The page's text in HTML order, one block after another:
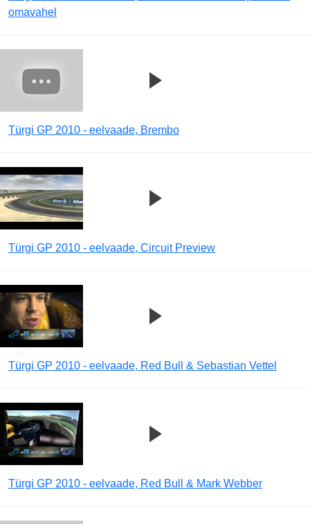
omavahel
Türgi GP 2010 - eelvaade, Brembo
Türgi GP 2010 - eelvaade, Circuit Preview
Türgi GP 2010 - eelvaade, Red Bull & Sebastian Vettel
Türgi GP 2010 - eelvaade, Red Bull & Mark Webber